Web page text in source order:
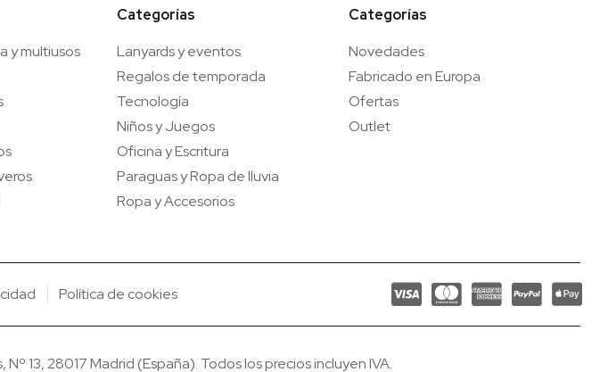
y multiusos
Categorías
Lanyards y eventos
Regalos de temporada
Tecnología
Niños y Juegos
Oficina y Escritura
Paraguas y Ropa de lluvia
Ropa y Accesorios
Categorías
Novedades
Fabricado en Europa
Ofertas
Outlet
Política de cookies
13, 28017 Madrid (España). Todos los precios incluyen IVA.